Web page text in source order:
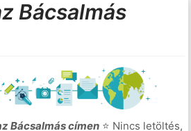
Bácsalmás
Bácsalmás címen⭐ Nincs letöltés,